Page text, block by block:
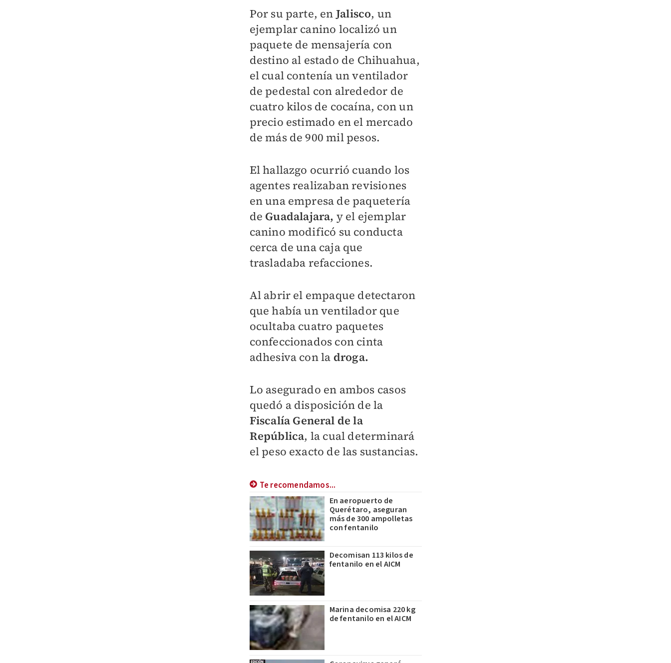
Por su parte, en Jalisco, un
ejemplar canino localizó un
paquete de mensajería con
destino al estado de Chihuahua,
el cual contenía un ventilador
de pedestal con alrededor de
cuatro kilos de cocaína, con un
precio estimado en el mercado
de más de 900 mil pesos.
El hallazgo ocurrió cuando los
agentes realizaban revisiones
en una empresa de paquetería
de Guadalajara, y el ejemplar
canino modificó su conducta
cerca de una caja que
trasladaba refacciones.
Al abrir el empaque detectaron
que había un ventilador que
ocultaba cuatro paquetes
confeccionados con cinta
adhesiva con la droga.
Lo asegurado en ambos casos
quedó a disposición de la
Fiscalía General de la
República, la cual determinará
el peso exacto de las sustancias.
Te recomendamos...
En aeropuerto de
Querétaro, aseguran
más de 300 ampolletas
con fentanilo
Decomisan 113 kilos de
fentanilo en el AICM
Marina decomisa 220 kg
de fentanilo en el AICM